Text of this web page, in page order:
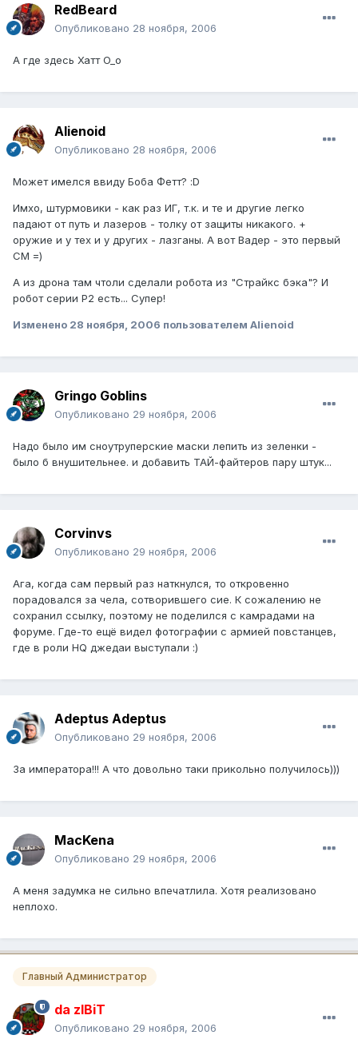
RedBeard
Опубликовано 28 ноября, 2006
А где здесь Хатт O_o
Alienoid
Опубликовано 28 ноября, 2006
Может имелся ввиду Боба Фетт? :D
Имхо, штурмовики - как раз ИГ, т.к. и те и другие легко
падают от путь и лазеров - толку от защиты никакого. +
оружие и у тех и у других - лазганы. А вот Вадер - это первый
СМ =)
А из дрона там чтоли сделали робота из "Страйкс бэка"? И
робот серии Р2 есть... Супер!
Изменено 28 ноября, 2006 пользователем Alienoid
Gringo Goblins
Опубликовано 29 ноября, 2006
Надо было им сноутруперские маски лепить из зеленки -
было б внушительнее. и добавить ТАЙ-файтеров пару штук...
Corvinvs
Опубликовано 29 ноября, 2006
Ага, когда сам первый раз наткнулся, то откровенно
порадовался за чела, сотворившего сие. К сожалению не
сохранил ссылку, поэтому не поделился с камрадами на
форуме. Где-то ещё видел фотографии с армией повстанцев,
где в роли HQ джедаи выступали :)
Adeptus Adeptus
Опубликовано 29 ноября, 2006
За императора!!! А что довольно таки прикольно получилось)))
MacKena
Опубликовано 29 ноября, 2006
А меня задумка не сильно впечатлила. Хотя реализовано
неплохо.
Главный Администратор
da zIBiT
Опубликовано 29 ноября, 2006